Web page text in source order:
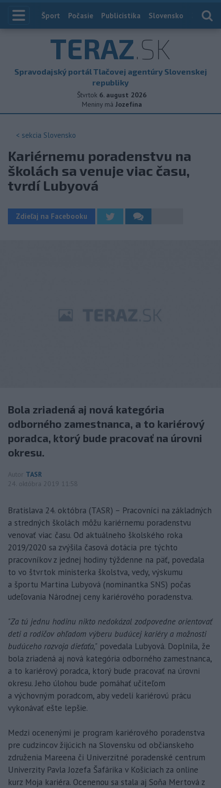
Index
Šport Počasie Publicistika Slovensko
TERAZ.SK
Spravodajský portál Tlačovej agentúry Slovenskej
republiky
Štvrtok 6. august 2026
Meniny má Jozefína
< sekcia Slovensko
Kariérnemu poradenstvu na
školách sa venuje viac času,
tvrdí Lubyová
Zdieľaj na Facebooku
Bola zriadená aj nová kategória
odborného zamestnanca, a to kariérový
poradca, ktorý bude pracovať na úrovni
okresu.
Autor TASR
24. októbra 2019 11:58
Bratislava 24. októbra (TASR) – Pracovníci na základných
a stredných školách môžu kariérnemu poradenstvu
venovať viac času. Od aktuálneho školského roka
2019/2020 sa zvýšila časová dotácia pre týchto
pracovníkov z jednej hodiny týždenne na päť, povedala
to vo štvrtok ministerka školstva, vedy, výskumu
a športu Martina Lubyová (nominantka SNS) počas
udeľovania Národnej ceny kariérového poradenstva.
"Za tú jednu hodinu nikto nedokázal zodpovedne orientovať
deti a rodičov ohľadom výberu budúcej kariéry a možnosti
budúceho rozvoja dieťaťa," povedala Lubyová. Doplnila, že
bola zriadená aj nová kategória odborného zamestnanca,
a to kariérový poradca, ktorý bude pracovať na úrovni
okresu. Jeho úlohou bude pomáhať učiteľom
a výchovným poradcom, aby vedeli kariérovú prácu
vykonávať ešte lepšie.
Medzi ocenenými je program kariérového poradenstva
pre cudzincov žijúcich na Slovensku od občianskeho
združenia Mareena či Univerzitné poradenské centrum
Univerzity Pavla Jozefa Šafárika v Košiciach za online
kurz Moja kariéra. Ocenenou sa stala aj Soňa Mertová z